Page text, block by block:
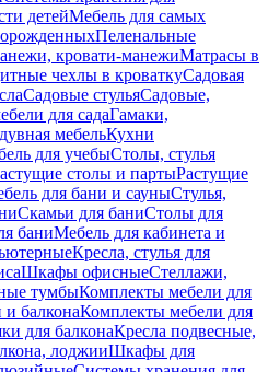
детейМебель для самых
Пеленальные
кровати-манежиМатрасы в
чехлы в кроваткуСадовая
Садовые стульяСадовые,
для садаГамаки,
мебельКухни
для учебыСтолы, стулья
столы и партыРастущие
для бани и сауныСтулья,
Скамьи для баниСтолы для
баниМебель для кабинета и
Кресла, стулья для
Шкафы офисныеСтеллажи,
тумбыКомплекты мебели для
балконаКомплекты мебели для
для балконаКресла подвесные,
лоджииШкафы для